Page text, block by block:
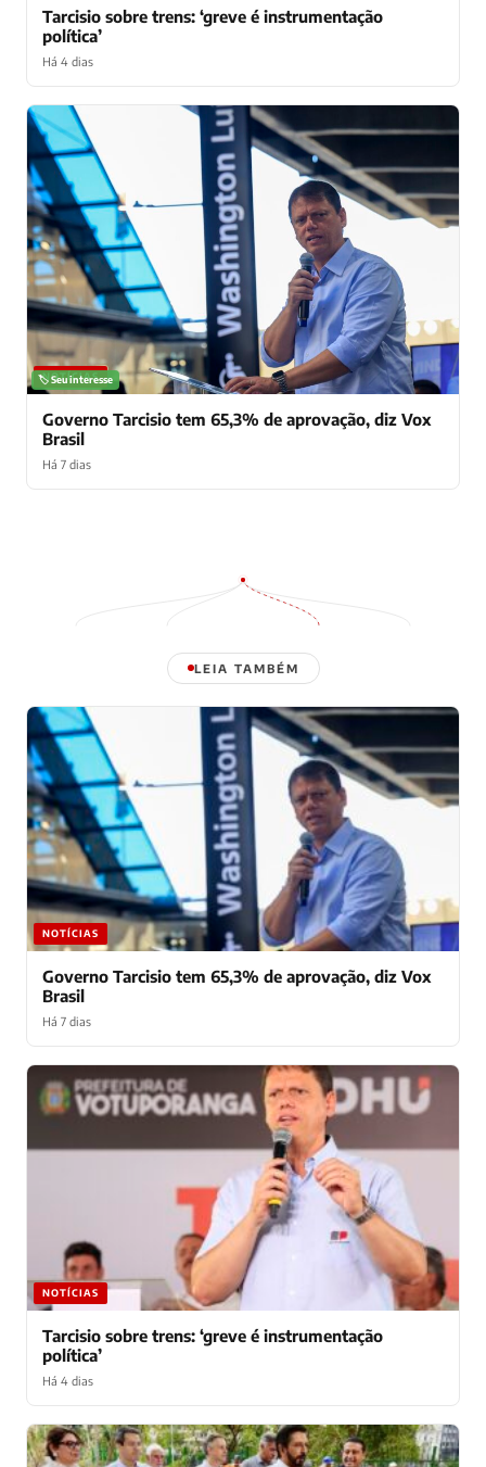
Tarcisio sobre trens: ‘greve é instrumentação
política’
Há 4 dias
NOTÍCIAS
🏷️ Seu interesse
Governo Tarcisio tem 65,3% de aprovação, diz Vox
Brasil
Há 7 dias
LEIA TAMBÉM
NOTÍCIAS
Governo Tarcisio tem 65,3% de aprovação, diz Vox
Brasil
Há 7 dias
NOTÍCIAS
Tarcisio sobre trens: ‘greve é instrumentação
política’
Há 4 dias